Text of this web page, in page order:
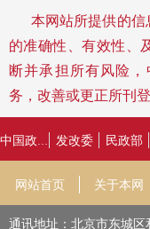
本网站所提供的信
的准确性、有效性、
断并承担所有风险
务，改善或更正所刊
通讯地址：北京市东城区
中国政府网 发改委 民政部
网站首页 关于本网